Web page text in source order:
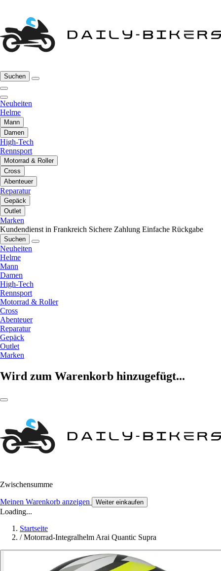
Suchen
Neuheiten
Helme
Mann
Damen
High-Tech
Rennsport
Motorrad & Roller
Cross
Abenteuer
Reparatur
Gepäck
Outlet
Marken
Kundendienst in Frankreich Sichere Zahlung Einfache Rückgabe
Suchen
Neuheiten
Helme
Mann
Damen
High-Tech
Rennsport
Motorrad & Roller
Cross
Abenteuer
Reparatur
Gepäck
Outlet
Marken
Wird zum Warenkorb hinzugefügt...
Zwischensumme
Meinen Warenkorb anzeigen Weiter einkaufen
Loading...
Startseite
/ Motorrad-Integralhelm Arai Quantic Supra